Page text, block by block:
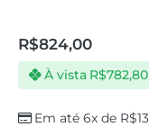
R$824,00
Em até 6x de R$
À vista R$782,80